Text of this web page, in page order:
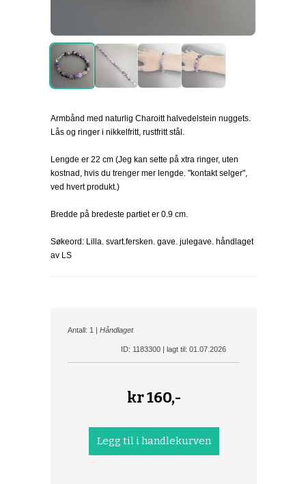
Armbånd med naturlig Charoitt halvedelstein nuggets.
Lås og ringer i nikkelfritt, rustfritt stål.
Lengde er 22 cm (Jeg kan sette på xtra ringer, uten
kostnad, hvis du trenger mer lengde. "kontakt selger",
ved hvert produkt.)
Bredde på bredeste partiet er 0.9 cm.
Søkeord: Lilla. svart.fersken. gave. julegave. håndlaget
av LS
Antall: 1 | Håndlaget
ID: 1183300 | lagt til: 01.07.2026
kr160,-